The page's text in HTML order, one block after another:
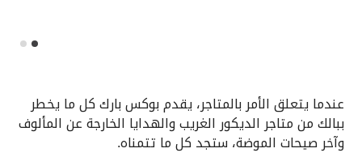
عندما يتعلق الأمر بالمتاجر، يقدم بوكس بارك كل ما يخطر
ببالك من متاجر الديكور الغريب والهدايا الخارجة عن المألوف
وآخر صيحات الموضة، ستجد كل ما تتمناه.